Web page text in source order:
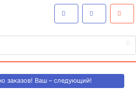
заказов! Ваш – следующий!